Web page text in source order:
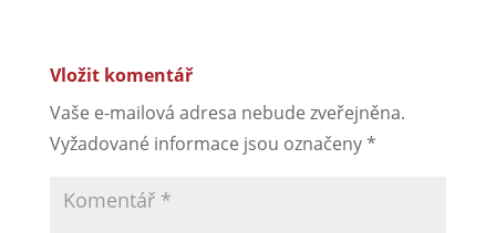
Vložit komentář
Vaše e-mailová adresa nebude zveřejněna.
Vyžadované informace jsou označeny*